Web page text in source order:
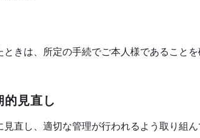
きは、所定の手続でご本人様であること
見直し
直し、適切な管理が行われるよう取り組ん